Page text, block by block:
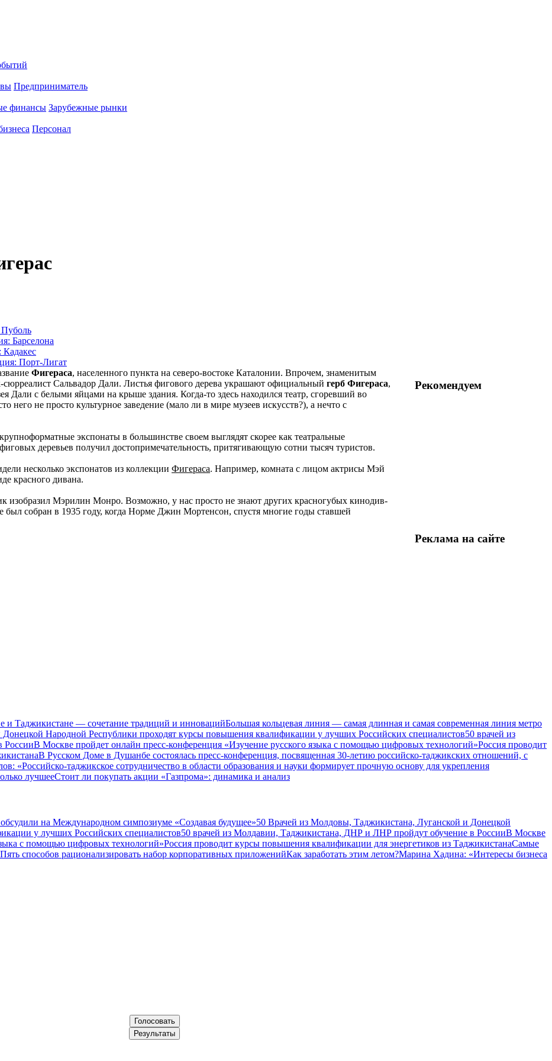
Предприниматель
финансы Зарубежные рынки
Персонал
Пуболь
Барселона
Кадакес
Порт-Лигат
Фигераса, населенного пункта на северо-востоке Каталонии. Впрочем, знаменитым
Сальвадор Дали. Листья фигового дерева украшают официальный герб Фигераса,
Дали с белыми яйцами на крыше здания. Когда-то здесь находился театр, сгоревший во
него не просто культурное заведение (мало ли в мире музеев искусств?), а нечто с
экспонаты в большинстве своем выглядят скорее как театральные
деревьев получил достопримечательность, притягивающую сотни тысяч туристов.
несколько экспонатов из коллекции Фигераса. Например, комната с лицом актрисы Мэй
красного дивана.
изобразил Мэрилин Монро. Возможно, у нас просто не знают других красногубых кинодив-
собран в 1935 году, когда Норме Джин Мортенсон, спустя многие годы ставшей
Рекомендуем
Реклама на сайте
и Таджикистане — сочетание традиций и инновацийБольшая кольцевая линия — самая длинная и самая современная линия метро
Народной Республики проходят курсы повышения квалификации у лучших Российских специалистов50 врачей из
РоссииВ Москве пройдет онлайн пресс-конференция «Изучение русского языка с помощью цифровых технологий»Россия проводит
В Русском Доме в Душанбе состоялась пресс-конференция, посвященная 30-летию российско-таджикских отношений, с
«Российско-таджикское сотрудничество в области образования и науки формирует прочную основу для укрепления
лучшееСтоит ли покупать акции «Газпрома»: динамика и анализ
на Международном симпозиуме «Создавая будущее»50 Врачей из Молдовы, Таджикистана, Луганской и Донецкой
у лучших Российских специалистов50 врачей из Молдавии, Таджикистана, ДНР и ЛНР пройдут обучение в РоссииВ Москве
с помощью цифровых технологий»Россия проводит курсы повышения квалификации для энергетиков из ТаджикистанаСамые
Пять способов рационализировать набор корпоративных приложенийКак заработать этим летом?Марина Хадина: «Интересы бизнеса